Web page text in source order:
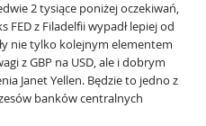
2 tysiące poniżej oczekiwań,
FED z Filadelfii wypadł lepiej od
nie tylko kolejnym elementem
z GBP na USD, ale i dobrym
Janet Yellen. Będzie to jedno z
banków centralnych